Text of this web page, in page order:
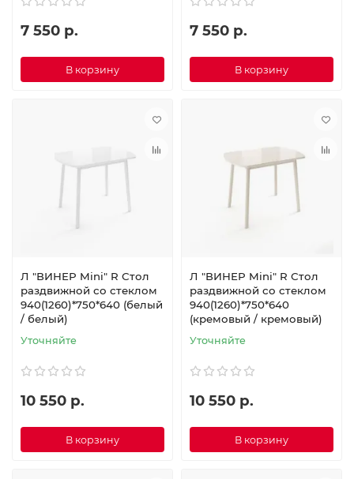
7 550 р.
В корзину
7 550 р.
В корзину
Л "ВИНЕР Mini" R Стол
раздвижной со стеклом
940(1260)*750*640 (белый
/ белый)
Уточняйте
10 550 р.
В корзину
Л "ВИНЕР Mini" R Стол
раздвижной со стеклом
940(1260)*750*640
(кремовый / кремовый)
Уточняйте
10 550 р.
В корзину